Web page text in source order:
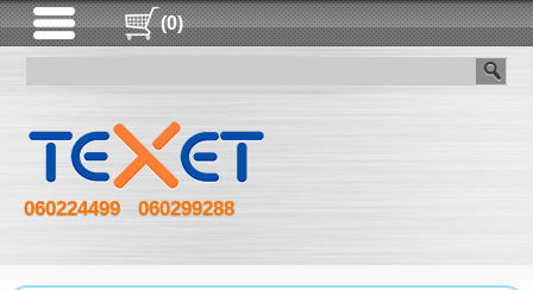
(0)
060224499 060299288